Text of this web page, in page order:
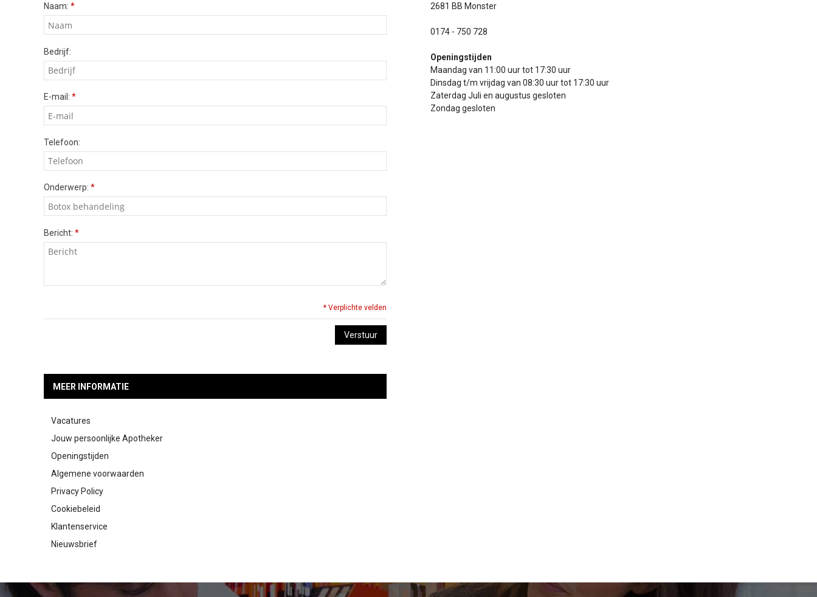
2681 BB Monster
0174 - 750 728
Openingstijden
Maandag van 11:00 uur tot 17:30 uur
Dinsdag t/m vrijdag van 08:30 uur tot 17:30 uur
Zaterdag Juli en augustus gesloten
Zondag gesloten
Naam: *
Bedrijf:
E-mail: *
Telefoon:
Onderwerp: *
Bericht: *
* Verplichte velden
Verstuur
MEER INFORMATIE
Vacatures
Jouw persoonlijke Apotheker
Openingstijden
Algemene voorwaarden
Privacy Policy
Cookiebeleid
Klantenservice
Nieuwsbrief